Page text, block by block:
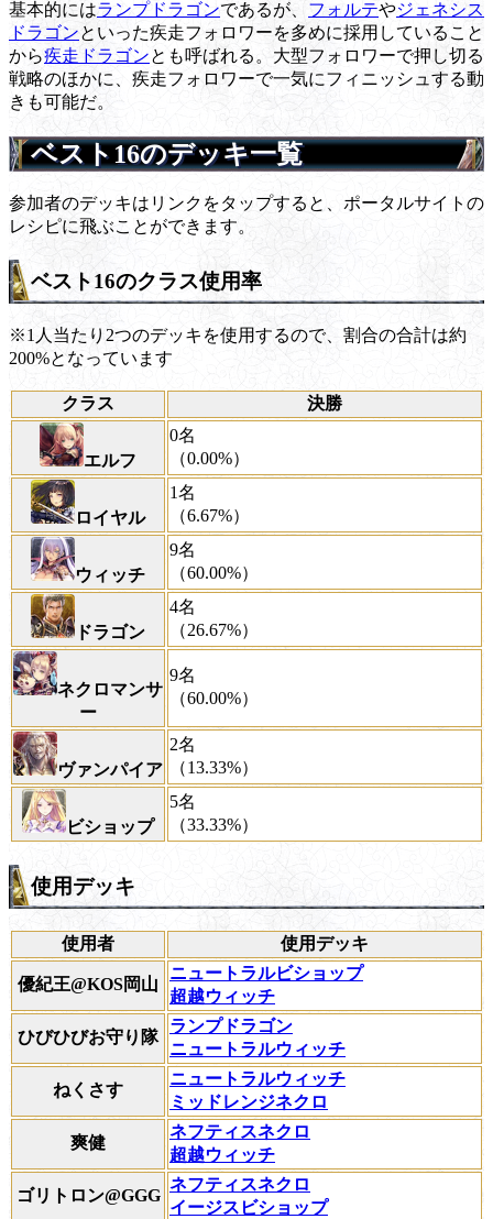
基本的にはランプドラゴンであるが、 フォルテやジェネシス
ドラゴンといった疾走フォロワーを多めに採用していること
から疾走ドラゴンとも呼ばれる。大型フォロワーで押し切る
戦略のほかに、疾走フォロワーで一気にフィニッシュする動
きも可能だ。
ベスト16のデッキ一覧
参加者のデッキはリンクをタップすると、ポータルサイトの
レシピに飛ぶことができます。
ベスト16のクラス使用率
※1人当たり2つのデッキを使用するので、割合の合計は約
200%となっています
クラス 決勝
エルフ
0名
（0.00%）
ロイヤル
1名
（6.67%）
ウィッチ
9名
（60.00%）
ドラゴン
4名
（26.67%）
ネクロマンサ
ー
9名
（60.00%）
ヴァンパイア
2名
（13.33%）
ビショップ
5名
（33.33%）
使用デッキ
使用者 使用デッキ
優紀王@KOS岡山
ニュートラルビショップ
超越ウィッチ
ひびひびお守り隊
ランプドラゴン
ニュートラルウィッチ
ねくさす
ニュートラルウィッチ
ミッドレンジネクロ
爽健
ネフティスネクロ
超越ウィッチ
ゴリトロン@GGG
ネフティスネクロ
イージスビショップ